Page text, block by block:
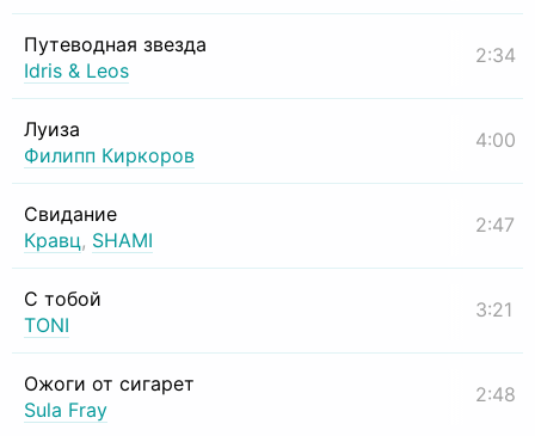
Путеводная звезда
Idris & Leos
2:34
Луиза
Филипп Киркоров
4:00
Свидание
Кравц, SHAMI
2:47
С тобой
TONI
3:21
Ожоги от сигарет
Sula Fray
2:48